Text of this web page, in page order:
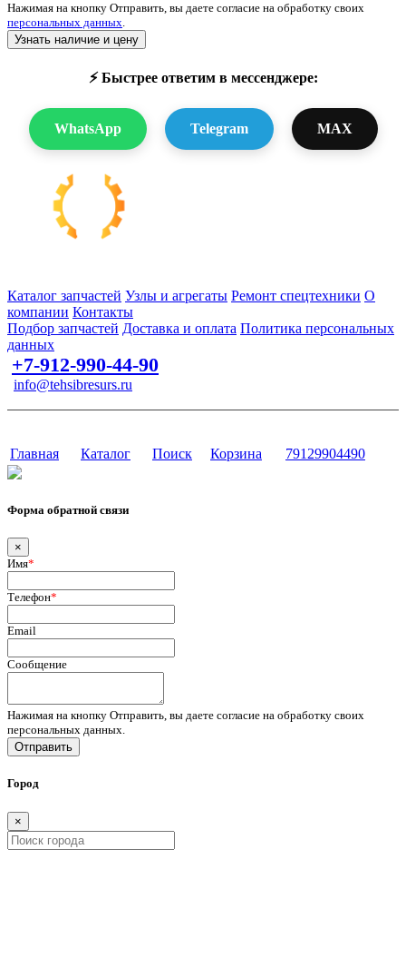
Нажимая на кнопку Отправить, вы даете согласие на обработку своих
персональных данных.
Узнать наличие и цену
⚡ Быстрее ответим в мессенджере:
WhatsApp Telegram MAX
Каталог запчастей Узлы и агрегаты Ремонт спецтехники О
компании Контакты
Подбор запчастей Доставка и оплата Политика персональных
данных
+7-912-990-44-90
info@tehsibresurs.ru
Главная Каталог Поиск Корзина 79129904490
Форма обратной связи
×
Имя*
Телефон*
Email
Сообщение
Нажимая на кнопку Отправить, вы даете согласие на обработку своих
персональных данных.
Отправить
Город
×